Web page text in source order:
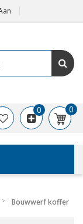
0
0
Bouwwerf koffer